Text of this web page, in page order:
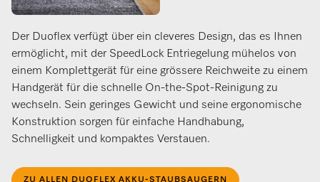
Der Duoflex verfügt über ein cleveres Design, das es Ihnen
ermöglicht, mit der SpeedLock Entriegelung mühelos von
einem Komplettgerät für eine grössere Reichweite zu einem
Handgerät für die schnelle On-the-Spot-Reinigung zu
wechseln. Sein geringes Gewicht und seine ergonomische
Konstruktion sorgen für einfache Handhabung,
Schnelligkeit und kompaktes Verstauen.
ZU ALLEN DUOFLEX AKKU-STAUBSAUGERN